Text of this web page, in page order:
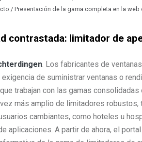
/ Presentación de la gama completa en la web
contrastada: limitador de
. Los fabricantes de
de suministrar ventanas o
trabajan con las gamas
más amplio de limitadores
cambiantes, como hoteles u
aplicaciones. A partir de ahora, el